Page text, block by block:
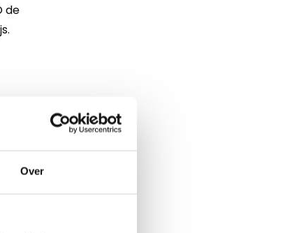
Over
de
algemeen
afgeronde
je
PDG een